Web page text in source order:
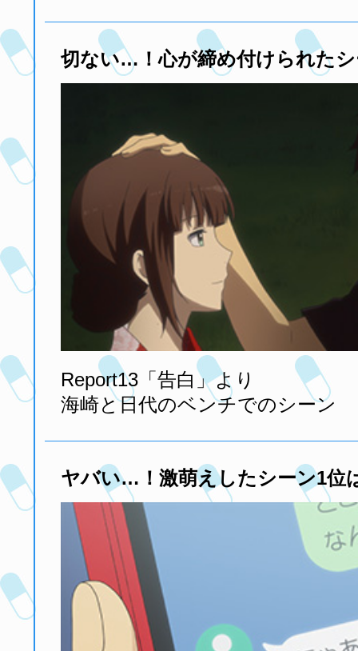
切ない…！心が締め付けられた
Report13「告白」より
海崎と日代のベンチでのシーン
ヤバい…！激萌えしたシーン1位